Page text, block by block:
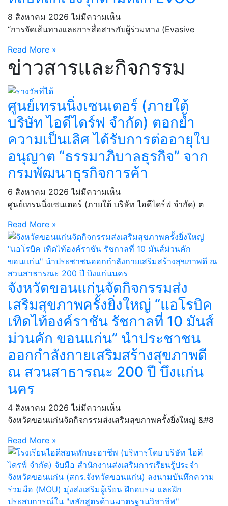
8 สิงหาคม 2026ไม่มีความเห็น
“การจัดเส้นทางและการสื่อสารกับผู้ร่วมทาง (Evasive
Read More »
ข่าวสารและกิจกรรม
ศูนย์เทรนนิ่งเซนเตอร์ (ภายใต้
บริษัท ไอดีไดร์ฟ จำกัด) ตอกย้ำ
ความเป็นเลิศ ได้รับการต่ออายุใบ
อนุญาต “ธรรมาภิบาลธุรกิจ” จาก
กรมพัฒนาธุรกิจการค้า
6 สิงหาคม 2026ไม่มีความเห็น
ศูนย์เทรนนิ่งเซนเตอร์ (ภายใต้ บริษัท ไอดีไดร์ฟ จำกัด) ต
Read More »
จังหวัดขอนแก่นจัดกิจกรรมส่ง
เสริมสุขภาพครั้งยิ่งใหญ่ “แอโรบิค
เทิดไท้องค์ราชัน รัชกาลที่ 10 มันส์
ม่วนคัก ขอนแก่น” นำประชาชน
ออกกำลังกายเสริมสร้างสุขภาพดี
ณ สวนสาธารณะ 200 ปี บึงแก่น
นคร
4 สิงหาคม 2026ไม่มีความเห็น
จังหวัดขอนแก่นจัดกิจกรรมส่งเสริมสุขภาพครั้งยิ่งใหญ่ &#8
Read More »